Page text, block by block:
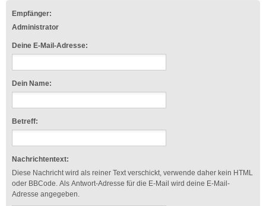
Empfänger:
Administrator
Deine E-Mail-Adresse:
Dein Name:
Betreff:
Nachrichtentext:
Diese Nachricht wird als reiner Text verschickt, verwende daher kein HTML
oder BBCode. Als Antwort-Adresse für die E-Mail wird deine E-Mail-
Adresse angegeben.